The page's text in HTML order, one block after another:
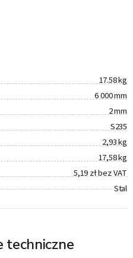
17.58 kg
6 000 mm
2 mm
S235
2,93 kg
17,58 kg
5,19 zł bez VAT
Stal
techniczne